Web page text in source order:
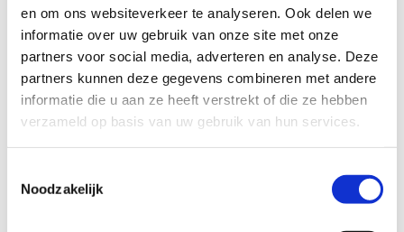
en om ons websiteverkeer te analyseren. Ook delen we
informatie over uw gebruik van onze site met onze
partners voor social media, adverteren en analyse. Deze
partners kunnen deze gegevens combineren met andere
informatie die u aan ze heeft verstrekt of die ze hebben
verzameld op basis van uw gebruik van hun services.
Noodzakelijk
OpenStreetMap
Beschrijving van de route